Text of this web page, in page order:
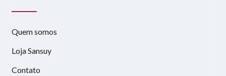
Quem somos
Loja Sansuy
Contato